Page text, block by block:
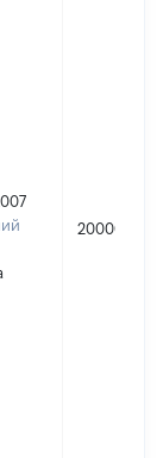
200000